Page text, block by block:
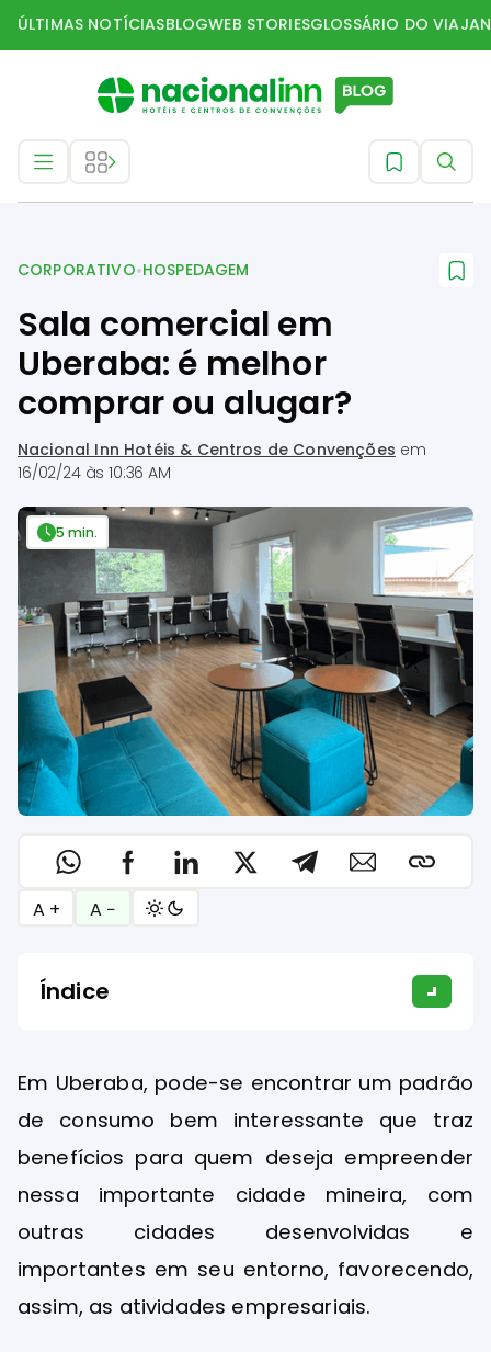
ÚLTIMAS NOTÍCIASBLOGWEB STORIESGLOSSÁRIO DO
CORPORATIVO•HOSPEDAGEM
Sala comercial em
Uberaba: é melhor
comprar ou alugar?
Nacional Inn Hotéis & Centros de Convenções em
16/02/24 às 10:36 AM
5 min.
A + A −
Índice
Em Uberaba, pode-se encontrar um padrão
de consumo bem interessante que traz
benefícios para quem deseja empreender
nessa importante cidade mineira, com
outras cidades desenvolvidas e
importantes em seu entorno, favorecendo,
assim, as atividades empresariais.